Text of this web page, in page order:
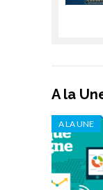
A la
A LA UNE